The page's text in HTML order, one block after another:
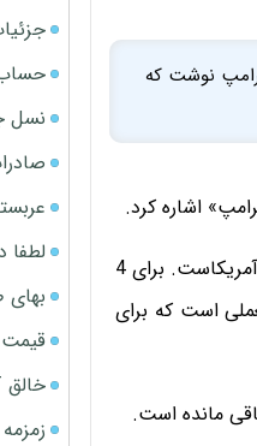
نوشت که
اشاره کرد.
وی در این پیام توییتری نوشت: «امروز آخرین روز بدترین و خطرناک‌‌ترین رئیس جمهور در تاریخ آمریکاست. برای 4
است که برای
نسل
لطفا
بهای
قیمت
خالق ChatGPT زیر ذره‌بین وزارت دادگستری آمریکا